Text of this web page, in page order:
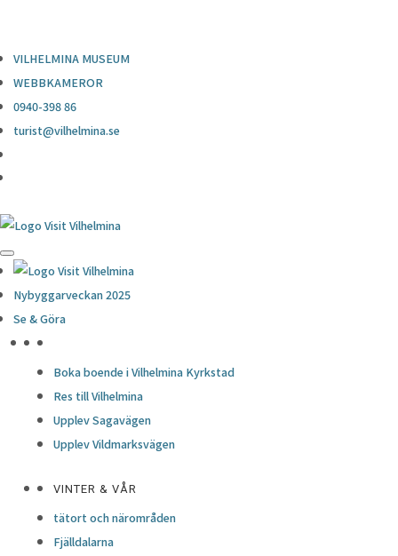
VILHELMINA MUSEUM
WEBBKAMEROR
0940-398 86
turist@vilhelmina.se
Nybyggarveckan 2025
Se & Göra
Boka boende i Vilhelmina Kyrkstad
Res till Vilhelmina
Upplev Sagavägen
Upplev Vildmarksvägen
VINTER & VÅR
tätort och närområden
Fjälldalarna